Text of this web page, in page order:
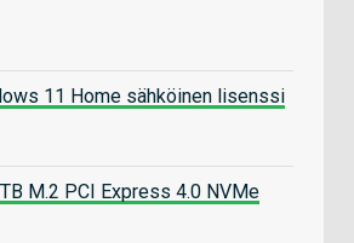
11 Home sähköinen lisenssi
M.2 PCI Express 4.0 NVMe